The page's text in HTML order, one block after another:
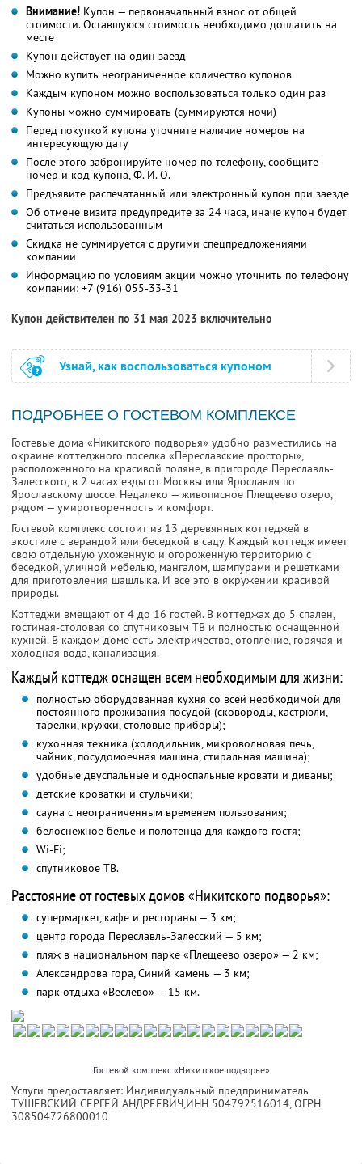
Внимание! Купон — первоначальный взнос от общей
стоимости. Оставшуюся стоимость необходимо доплатить на
месте
Купон действует на один заезд
Можно купить неограниченное количество купонов
Каждым купоном можно воспользоваться только один раз
Купоны можно суммировать (суммируются ночи)
Перед покупкой купона уточните наличие номеров на
интересующую дату
После этого забронируйте номер по телефону, сообщите
номер и код купона,Ф. И. О.
Предъявите распечатанный или электронный купон при заезде
Об отмене визита предупредите за 24 часа, иначе купон будет
считаться использованным
Скидка не суммируется с другими спецпредложениями
компании
Информацию по условиям акции можно уточнить по телефону
компании: +7 (916) 055-33-31
Купон действителен по 31 мая 2023 включительно
Узнай, как воспользоваться купоном
ПОДРОБНЕЕ О ГОСТЕВОМ КОМПЛЕКСЕ
Гостевые дома «Никитского подворья» удобно разместились на
окраине коттеджного поселка «Переславские просторы»,
расположенного на красивой поляне, в пригороде Переславль-
Залесского, в 2 часах езды от Москвы или Ярославля по
Ярославскому шоссе. Недалеко — живописное Плещеево озеро,
рядом — умиротворенность и комфорт.
Гостевой комплекс состоит из 13 деревянных коттеджей в
экостиле с верандой или беседкой в саду. Каждый коттедж имеет
свою отдельную ухоженную и огороженную территорию с
беседкой, уличной мебелью, мангалом, шампурами и решетками
для приготовления шашлыка. И все это в окружении красивой
природы.
Коттеджи вмещают от 4 до 16 гостей. В коттеджах до 5 спален,
гостиная-столовая со спутниковым ТВ и полностью оснащенной
кухней. В каждом доме есть электричество, отопление, горячая и
холодная вода, канализация.
Каждый коттедж оснащен всем необходимым для жизни:
полностью оборудованная кухня со всей необходимой для
постоянного проживания посудой (сковороды, кастрюли,
тарелки, кружки, столовые приборы);
кухонная техника (холодильник, микроволновая печь,
чайник, посудомоечная машина, стиральная машина);
удобные двуспальные и односпальные кровати и диваны;
детские кроватки и стульчики;
сауна с неограниченным временем пользования;
белоснежное белье и полотенца для каждого гостя;
Wi-Fi;
спутниковое ТВ.
Расстояние от гостевых домов «Никитского подворья»:
супермаркет, кафе и рестораны — 3 км;
центр города Переславль-Залесский — 5 км;
пляж в национальном парке «Плещеево озеро» — 2 км;
Александрова гора, Синий камень — 3 км;
парк отдыха «Веслево» — 15 км.
Гостевой комплекс «Никитское подворье»
Услуги предоставляет: Индивидуальный предприниматель
ТУШЕВСКИЙ СЕРГЕЙ АНДРЕЕВИЧ,ИНН 504792516014, ОГРН
308504726800010